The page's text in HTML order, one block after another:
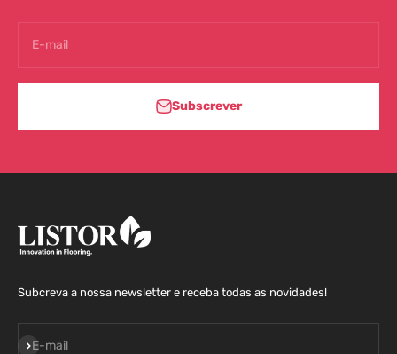
E-mail
Subscrever
Subcreva a nossa newsletter e receba todas as novidades!
E-mail
Assinar